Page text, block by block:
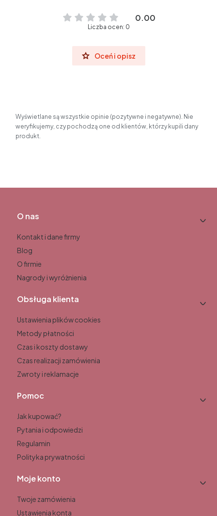
0.00
Liczba ocen: 0
Oceń i opisz
Wyświetlane są wszystkie opinie (pozytywne i negatywne). Nie
weryfikujemy, czy pochodzą one od klientów, którzy kupili dany
produkt.
Linki w stopce
O nas
Kontakt i dane firmy
Blog
O firmie
Nagrody i wyróżnienia
Obsługa klienta
Ustawienia plików cookies
Metody płatności
Czas i koszty dostawy
Czas realizacji zamówienia
Zwroty i reklamacje
Pomoc
Jak kupować?
Pytania i odpowiedzi
Regulamin
Polityka prywatności
Moje konto
Twoje zamówienia
Ustawienia konta